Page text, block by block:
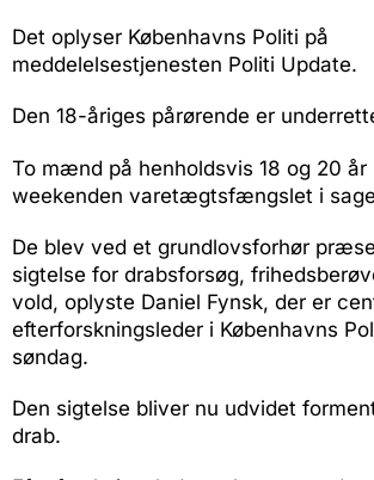
Det oplyser Københavns Politi på
meddelelsestjenesten Politi Update.
Den 18-åriges pårørende er
To mænd på henholdsvis 18 og 20 år
weekenden varetægtsfængslet i
De blev ved et grundlovsforhør
sigtelse for drabsforsøg,
vold, oplyste Daniel Fynsk, der er
efterforskningsleder i Københavns
søndag.
Den sigtelse bliver nu udvidet
drab.